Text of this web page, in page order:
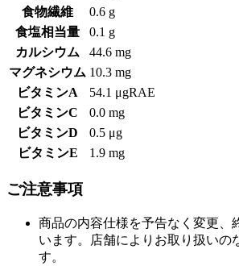
食物繊維
0.6 g
食塩相当量
0.1 g
カルシウム
44.6 mg
マグネシウム 10.3 mg
ビタミンA
54.1 μgRAE
ビタミンC
0.0 mg
ビタミンD
0.5 μg
ビタミンE
1.9 mg
ご注意事項
商品の内容仕様を予告なく変更、
います。店舗によりお取り扱いの
す。